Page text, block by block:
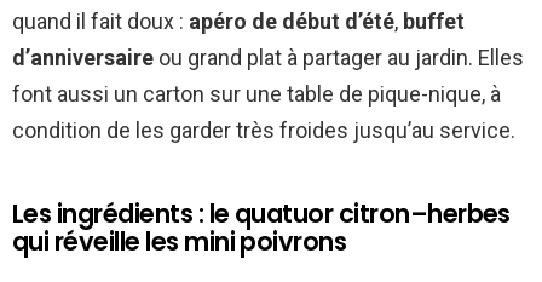
quand il fait doux : apéro de début d’été, buffet
d’anniversaire ou grand plat à partager au jardin. Elles
font aussi un carton sur une table de pique-nique, à
condition de les garder très froides jusqu’au service.
Les ingrédients : le quatuor citron–herbes
qui réveille les mini poivrons